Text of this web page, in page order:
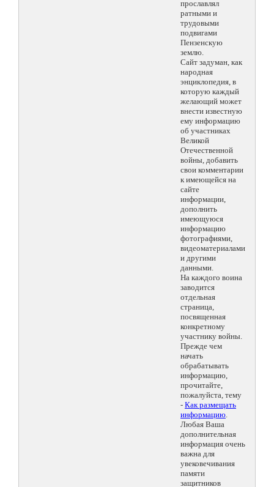
прославлял
ратными и
трудовыми
подвигами
Пензенскую
землю.
Сайт задуман, как
народная
энциклопедия, в
которую каждый
желающий может
внести известную
ему информацию
об участниках
Великой
Отечественной
войны, добавить
свои комментарии
к имеющейся на
сайте
информации,
дополнить
имеющуюся
информацию
фотографиями,
видеоматериалами
и другими
данными.
На каждого воина
заводится
отдельная
страница,
посвященная
конкретному
участнику войны.
Прежде чем
начать
обрабатывать
информацию,
прочитайте,
пожалуйста, тему
- Как размещать
информацию.
Любая Ваша
дополнительная
информация очень
важна для
увековечивания
памяти
защитников